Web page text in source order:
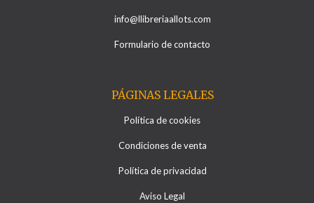
info@llibreriaallots.com
Formulario de contacto
PÁGINAS LEGALES
Política de cookies
Condiciones de venta
Política de privacidad
Aviso Legal